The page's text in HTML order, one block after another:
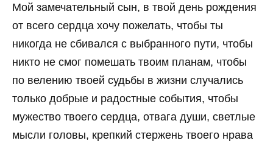
Мой замечательный сын, в твой день рождения
от всего сердца хочу пожелать, чтобы ты
никогда не сбивался с выбранного пути, чтобы
никто не смог помешать твоим планам, чтобы
по велению твоей судьбы в жизни случались
только добрые и радостные события, чтобы
мужество твоего сердца, отвага души, светлые
мысли головы, крепкий стержень твоего нрава